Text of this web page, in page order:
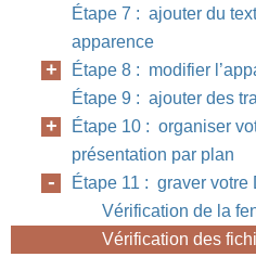
Étape 7 : ajouter du
apparence
Étape 8 : modifier
Étape 9 : ajouter des
Étape 10 : organiser
présentation par plan
Étape 11 : graver votre
Vérification de la
Vérification des